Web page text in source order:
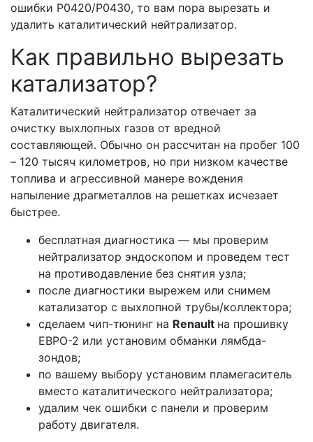
ошибки Р0420/Р0430, то вам пора вырезать и
удалить каталитический нейтрализатор.
Как правильно вырезать
катализатор?
Каталитический нейтрализатор отвечает за
очистку выхлопных газов от вредной
составляющей. Обычно он рассчитан на пробег 100
– 120 тысяч километров, но при низком качестве
топлива и агрессивной манере вождения
напыление драгметаллов на решетках исчезает
быстрее.
бесплатная диагностика — мы проверим
нейтрализатор эндоскопом и проведем тест
на противодавление без снятия узла;
после диагностики вырежем или снимем
катализатор с выхлопной трубы/коллектора;
сделаем чип-тюнинг на Renault на прошивку
ЕВРО-2 или установим обманки лямбда-
зондов;
по вашему выбору установим пламегаситель
вместо каталитического нейтрализатора;
удалим чек ошибки с панели и проверим
работу двигателя.